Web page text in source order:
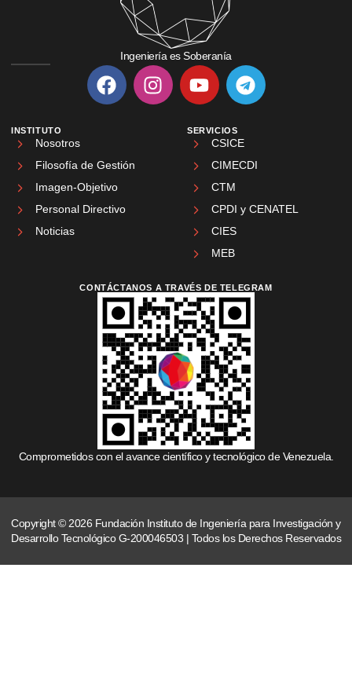
Ingeniería es Soberanía
INSTITUTO
Nosotros
Filosofía de Gestión
Imagen-Objetivo
Personal Directivo
Noticias
SERVICIOS
CSICE
CIMECDI
CTM
CPDI y CENATEL
CIES
MEB
CONTÁCTANOS A TRAVÉS DE TELEGRAM
Comprometidos con el avance científico y tecnológico de Venezuela.
Copyright © 2026 Fundación Instituto de Ingeniería para Investigación y
Desarrollo Tecnológico G-200046503 | Todos los Derechos Reservados